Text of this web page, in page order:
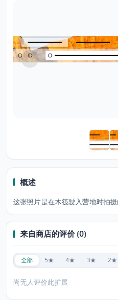
概述
这张照片是在木筏驶入营地时拍摄
来自商店的评价 (0)
全部 5★ 4★ 3★ 2★
尚无人评价此扩展